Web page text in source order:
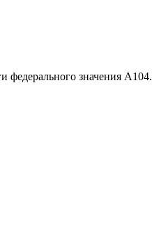
федерального значения А104.